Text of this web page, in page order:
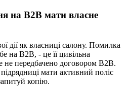
на B2B мати власне
дії як власниці салону. Помилка
на B2B, - це її цивільна
не передбачено договором B2B.
мати активний поліс
копію.